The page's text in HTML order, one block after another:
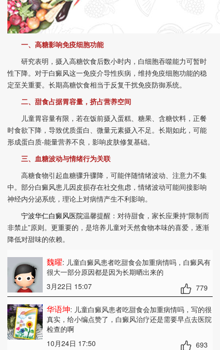
一、高糖影响免疫细胞功能
研究表明，摄入高糖饮食后数小时内，白细胞吞噬能力可暂时
性下降。对于白癜风这一免疫介导性疾病，维持免疫细胞功能的稳
定至关重要。长期高糖饮食相当于反复干扰免疫防御系统。
二、甜食占据胃容量，挤占营养空间
儿童胃容量有限，若在饭前摄入蛋糕、糖果、含糖饮料，正餐
时食欲下降，导致优质蛋白、微量元素摄入不足。长期如此，可能
形成蛋白质-能量营养不良，影响皮肤修复基础。
三、血糖波动与情绪行为关联
高糖食物引起血糖骤升骤降，可能伴随情绪波动、注意力不集
中。部分白癜风患儿因皮损存在社交焦虑，情绪波动可能间接影响
神经内分泌系统，理论上对病情产生不利影响。
宁波华仁白癜风医院温馨提醒：对待甜食，家长应秉持“限制而
非禁止”原则。更重要的，是培养儿童对天然食物本味的喜爱，逐渐
降低对甜味的依赖。
魏曜: 儿童白癜风患者吃甜食会加重病情吗，白癜风有
很大一部分原因都是因为长期晒出来的
3月22日 15:07
779
华语坤: 儿童白癜风患者吃甜食会加重病情吗，写的很
真实，给小编点赞了，白癜风治疗还是需要早点去医院
检查的啊
10月24日 17:50
693